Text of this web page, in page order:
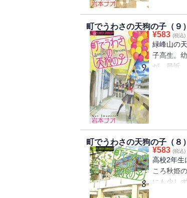
町でうわさの天狗の子（９）
¥583 (税込)
緑峰山の
子高生。
が、最近
いる。瞬
町でうわさの天狗の子（８）
¥583 (税込)
高校2年生
ころ秋姫
にも少し
したり、